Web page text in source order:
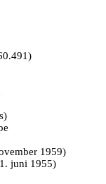
1959)
juni 1955)